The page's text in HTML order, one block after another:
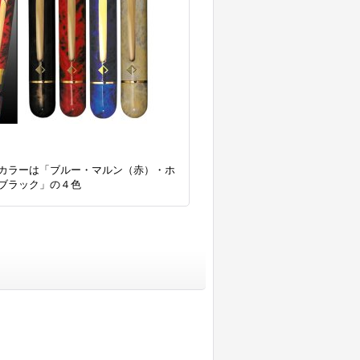
ラーは「ブルー・マルン（赤）・ホ
ラック」の４色